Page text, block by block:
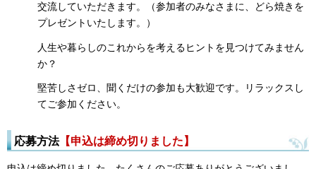
交流していただきます。（参加者のみなさまに、どら焼きを
プレゼントいたします。）
人生や暮らしのこれからを考えるヒントを見つけてみません
か？
堅苦しさゼロ、聞くだけの参加も大歓迎です。リラックスし
てご参加ください。
応募方法【申込は締め切りました】